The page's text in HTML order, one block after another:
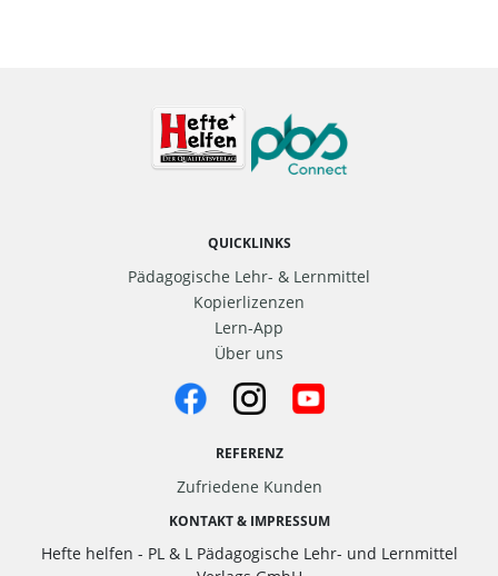
QUICKLINKS
Pädagogische Lehr- & Lernmittel
Kopierlizenzen
Lern-App
Über uns
REFERENZ
Zufriedene Kunden
KONTAKT & IMPRESSUM
Hefte helfen - PL & L Pädagogische Lehr- und Lernmittel